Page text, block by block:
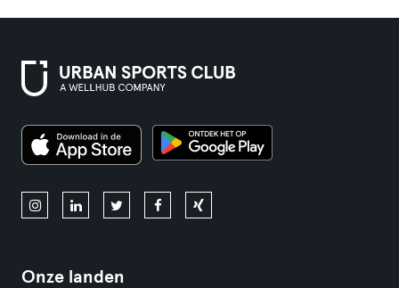
Onze landen